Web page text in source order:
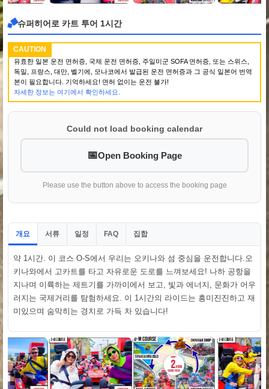
슈퍼히어로 카트 투어 1시간
CAUTION
유효한 일본 운전 면허증, 국제 운전 면허증, 주일미군 SOFA 면허증, 또는 스위스,
독일, 프랑스, 대만, 벨기에, 모나코에서 발급된 운전 면허증과 그 공식 일본어 번역
본이 필요합니다. 기억하세요! 면허 없이는 운전 불가!
자세한 정보는 여기에서 확인하세요.
Could not load booking calendar
Open Booking Page
Please use the button above to access the booking page
개요 서류 일정 FAQ 집합
약 1시간. 이 코스 O-S에서 우리는 오키나와 섬 중심을 운전합니다.오
키나와에서 고카트를 타고 자유로운 도로를 느껴보세요! 나하 공항을
지나며 이륙하는 제트기를 가까이에서 보고, 빛과 에너지, 문화가 어우
러지는 국제거리를 탐험하세요. 이 1시간의 라이드는 흥미진진하고 재
미있으며 숨막히는 경치로 가득 차 있습니다!